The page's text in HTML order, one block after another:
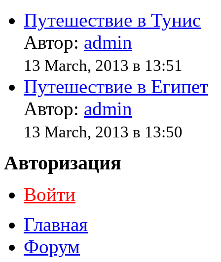
Путешествие в Тунис
Автор: admin
13 March, 2013 в 13:51
Путешествие в Египет
Автор: admin
13 March, 2013 в 13:50
Авторизация
Войти
Главная
Форум